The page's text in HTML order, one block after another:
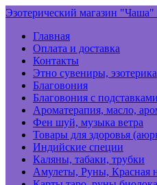
Эзотерический магазин
Главная
Оплата и доставка
Контакты
Этно сувениры, эзотерика
Благовония
Благовония с
Ароматерапия, масло,
Фен шуй, музыка ветра
Товары для здоровья
Индийские специи
Каляны, табаки, трубки
Амулеты, Руны, Красная